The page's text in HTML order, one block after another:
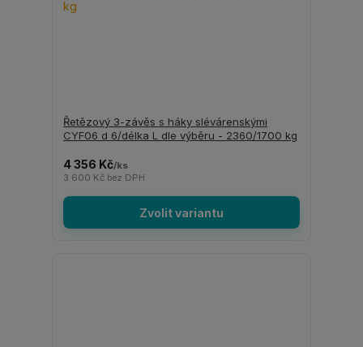
Řetězový 3-závěs s háky slévárenskými
CYF06 d 6/délka L dle výběru - 2360/1700 kg
4 356 Kč/ks
3 600 Kč bez DPH
Zvolit variantu